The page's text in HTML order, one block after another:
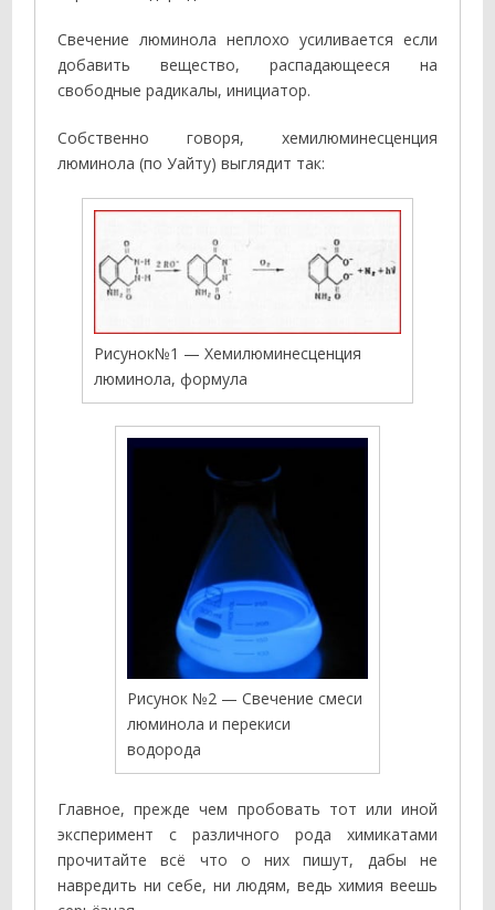
Свечение люминола неплохо усиливается если
добавить вещество, распадающееся на
свободные радикалы, инициатор.
Собственно говоря, хемилюминесценция
люминола (по Уайту) выглядит так:
Рисунок№1 — Хемилюминесценция
люминола, формула
Рисунок №2 — Свечение смеси
люминола и перекиси
водорода
Главное, прежде чем пробовать тот или иной
эксперимент с различного рода химикатами
прочитайте всё что о них пишут, дабы не
навредить ни себе, ни людям, ведь химия веешь